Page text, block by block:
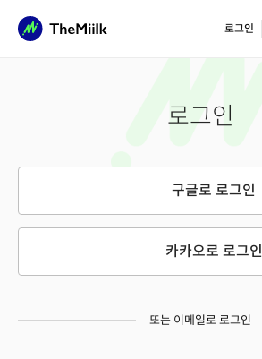
로그인
로그인
구글로 로그인
카카오로 로그인
또는 이메일로 로그인